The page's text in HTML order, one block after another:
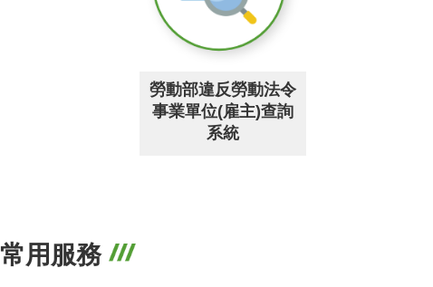
勞動部違反勞動法令
事業單位(雇主)查詢
系統
常用服務